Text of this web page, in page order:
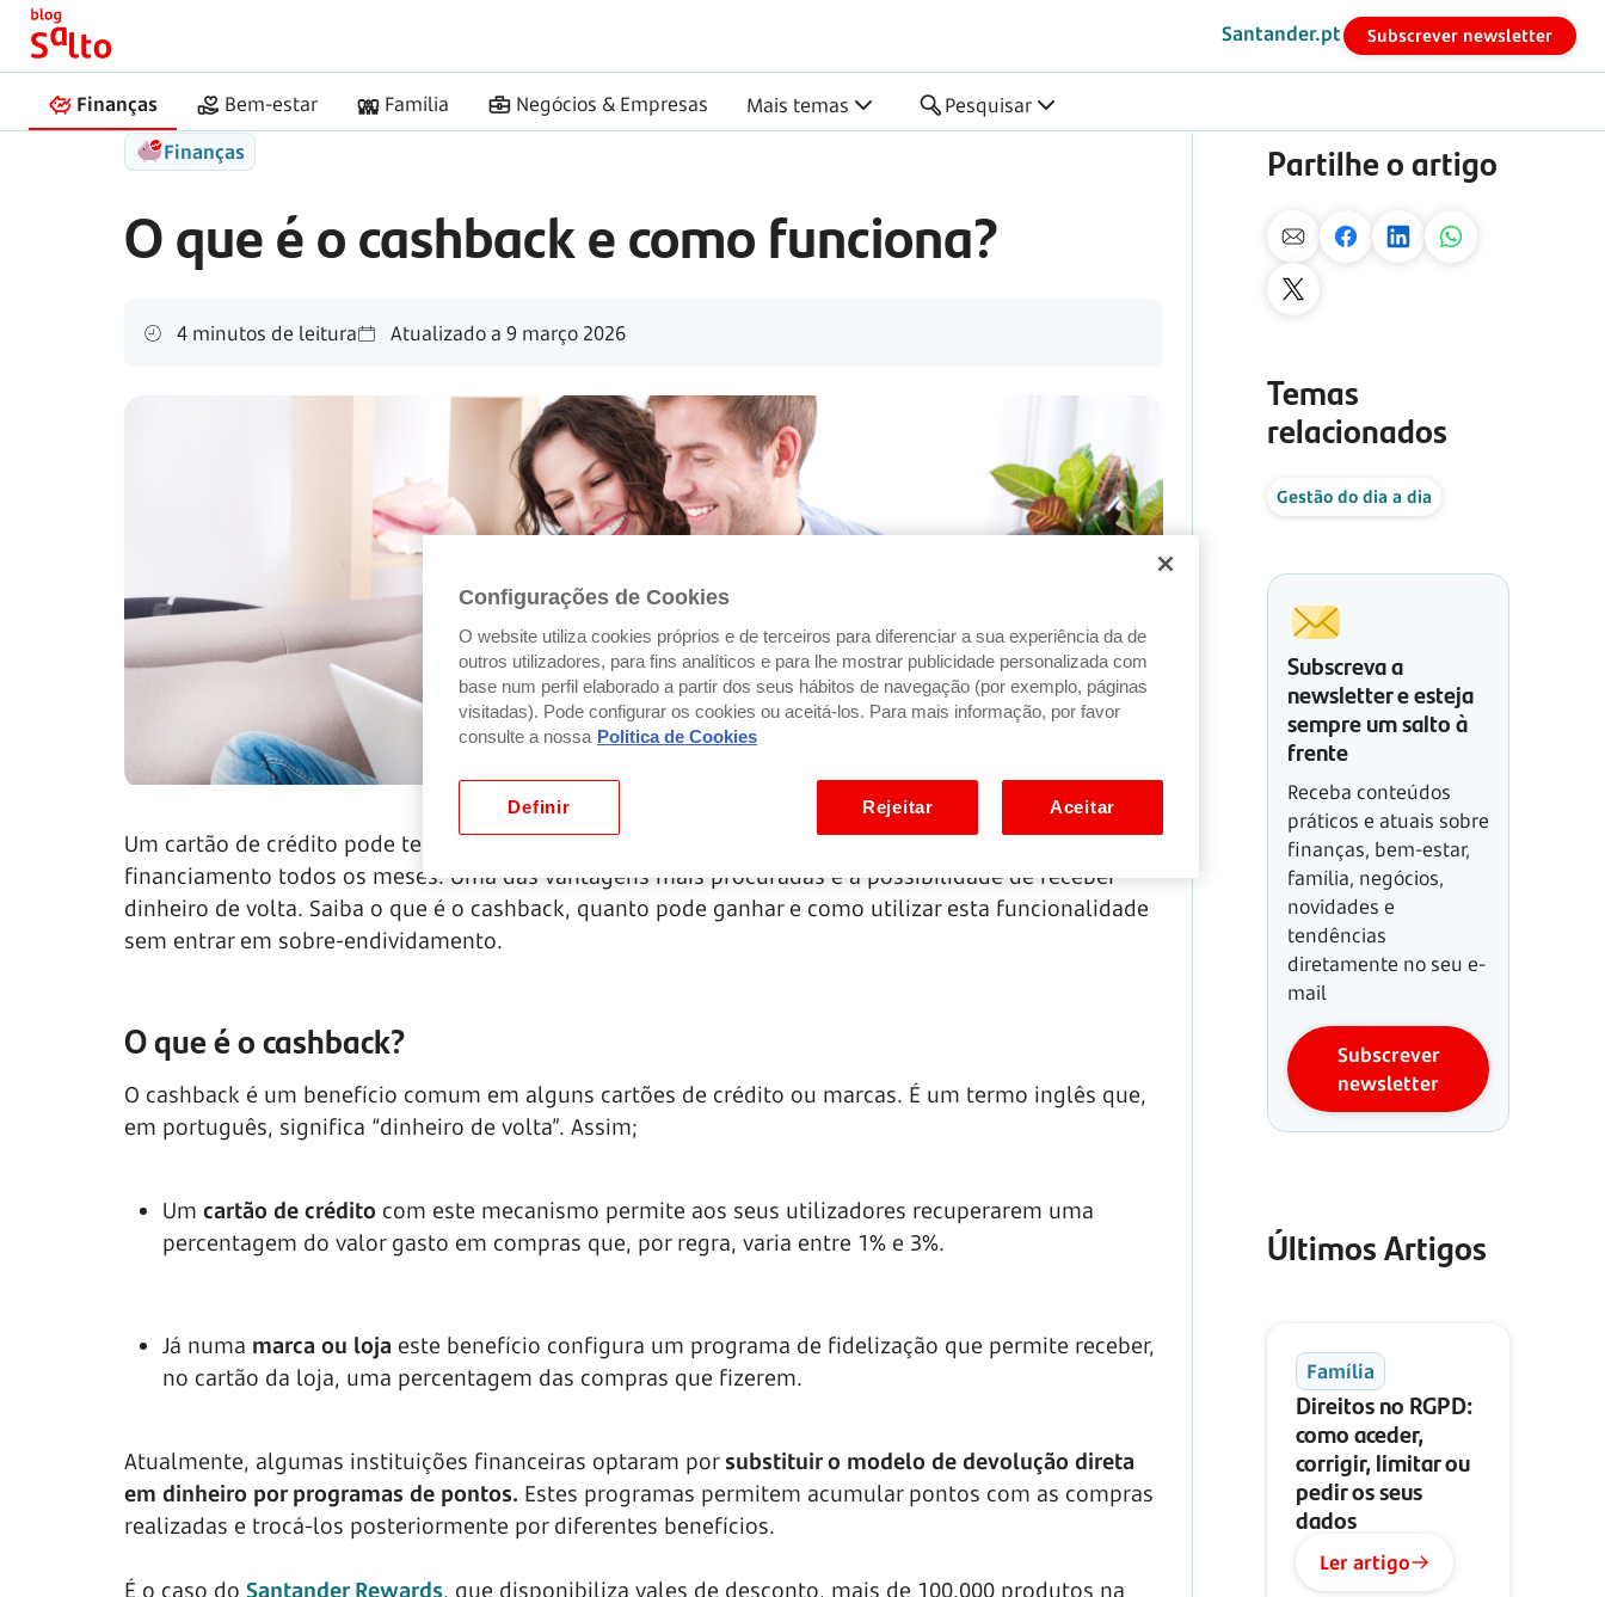
Santander.pt Subscrever newsletter
Finanças Bem-estar Família Negócios & Empresas Mais temas Pesquisar
Início
Finanças
O que é o cashback e como funciona?
4 minutos de leitura Atualizado a 9 março 2026
Um cartão de crédito pode ter benefícios que vão além da possibilidade de obter uma linha de
financiamento todos os meses. Uma das vantagens mais procuradas é a possibilidade de receber
dinheiro de volta. Saiba o que é o cashback, quanto pode ganhar e como utilizar esta funcionalidade
sem entrar em sobre-endividamento.
O que é o cashback?
O cashback é um benefício comum em alguns cartões de crédito ou marcas. É um termo inglês que,
em português, significa “dinheiro de volta”. Assim;
Um cartão de crédito com este mecanismo permite aos seus utilizadores recuperarem uma
percentagem do valor gasto em compras que, por regra, varia entre 1% e 3%.
Já numa marca ou loja este benefício configura um programa de fidelização que permite receber,
no cartão da loja, uma percentagem das compras que fizerem.
Atualmente, algumas instituições financeiras optaram por substituir o modelo de devolução direta
em dinheiro por programas de pontos. Estes programas permitem acumular pontos com as compras
realizadas e trocá-los posteriormente por diferentes benefícios.
É o caso do Santander Rewards, que disponibiliza vales de desconto, mais de 100.000 produtos na
Partilhe o artigo
Temas
relacionados
Gestão do dia a dia
Subscreva a
newsletter e esteja
sempre um salto à
frente
Receba conteúdos
práticos e atuais sobre
finanças, bem-estar,
família, negócios,
novidades e
tendências
diretamente no seu e-
mail
Subscrever
newsletter
Últimos Artigos
Família
Direitos no RGPD:
como aceder,
corrigir, limitar ou
pedir os seus
dados
Ler artigo
Configurações de Cookies
O website utiliza cookies próprios e de terceiros para diferenciar a sua experiência da de
outros utilizadores, para fins analíticos e para lhe mostrar publicidade personalizada com
base num perfil elaborado a partir dos seus hábitos de navegação (por exemplo, páginas
visitadas). Pode configurar os cookies ou aceitá-los. Para mais informação, por favor
consulte a nossa Politica de Cookies
Definir Rejeitar Aceitar